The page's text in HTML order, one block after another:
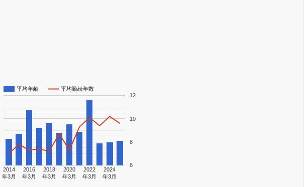
平均年齢 平均勤続年数
2014
年3月
2016
年3月
2018
年3月
2020
年3月
2022
年3月
2024
年3月
6
8
10
12